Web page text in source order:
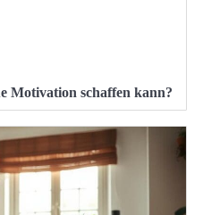
Motivation schaffen kann?